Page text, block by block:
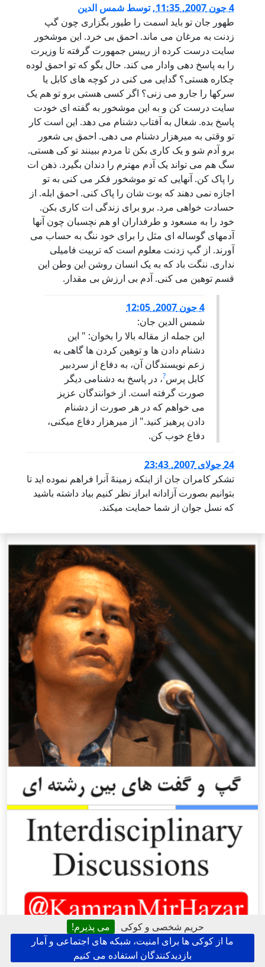
حریم شخصی و کوکی
می پذیرم!
ما از کوکی ها برای امنیت، شبکه های اجتماعی و آمار
بازدیدکنندگان استفاده می کنیم
4 جون 2007, 11:35 ,توسط شمس الدین
طهور جان تو باید اسمت را طیور بگزاری چون گپ
زدنت به مرغان می ماند. احمق بی خرد. این موشخور
سایت درست کرده از رییس جمهورت گرفته تا وزیرت
را به پاسخ دهی وادار می کند. حال بگو که تو احمق لوده
چکاره هستی؟ گدایی می کنی در کوچه های کابل یا
سرکها را جارو می زنی؟ اگر کسی هستی برو تو هم یک
سایت درست کن و به این موشخور به گفته ای خودت
پاسخ بده. شغال به آفتاب دشنام می دهد. این است کار
تو وقتی به میرهزار دشنام می دهی. احمق بی شعور
برو آدم شو و یک کاری بکن تا مردم ببینند تو کی هستی.
سگ هم می تواند یک آدم مهترم را دندان بگیرد. ذهن ات
را پاک کن. آنهایی که تو موشخور فکر می کنی به تو
اجازه نمی دهند که بوت شان را پاک کنی. احمق ابله. از
حسادت خواهی مرد. برو برای زندگی ات کاری بکن.
خود را به مسعود و طرفداران او هم نچسبان چون آنها
آدمهای گوساله ای مثل را برای خود ننگ به حساب می
آورند. از گپ زدنت معلوم است که تربیت فامیلی
نداری. ننگت باد که به یک انسان روشن این وطن این
قسم توهین می کنی. آدم بی ارزش بی مقدار.
4 جون 2007, 12:05
شمس الدين جان:
اين جمله از مقاله بالا را بخوان: " اين
دشنام دادن ها و توهين کردن ها گاهی به
زعم نويسندگان آن، به دفاع از سردبير
کابل پرس?، در پاسخ به دشنامی ديگر
صورت گرفته است. از خوانندگان عزيز
می خواهم که در هر صورت از دشنام
دادن پرهيز کنيد." از ميرهزار دفاع میکنی،
دفاع خوب کن.
24 جولای 2007, 23:43
تشکر کامران جان از اینکه زمینهً آنرا فراهم نموده اید تا
بتوانیم بصورت آزادانه ابراز نظر کنیم بیاد داشته باشید
که نسل جوان از شما حمایت میکند.